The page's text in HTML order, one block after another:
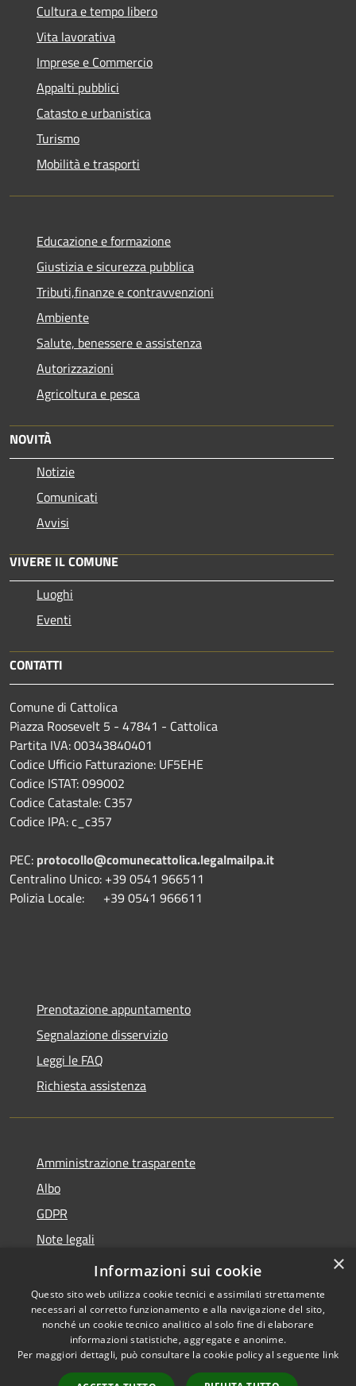
Cultura e tempo libero
Vita lavorativa
Imprese e Commercio
Appalti pubblici
Catasto e urbanistica
Turismo
Mobilità e trasporti
Educazione e formazione
Giustizia e sicurezza pubblica
Tributi,finanze e contravvenzioni
Ambiente
Salute, benessere e assistenza
Autorizzazioni
Agricoltura e pesca
NOVITÀ
Notizie
Comunicati
Avvisi
VIVERE IL COMUNE
Luoghi
Eventi
CONTATTI
Comune di Cattolica
Piazza Roosevelt 5 - 47841 - Cattolica
Partita IVA: 00343840401
Codice Ufficio Fatturazione: UF5EHE
Codice ISTAT: 099002
Codice Catastale: C357
Codice IPA: c_c357
PEC: protocollo@comunecattolica.legalmailpa.it
Centralino Unico: +39 0541 966511
Polizia Locale: +39 0541 966611
Prenotazione appuntamento
Segnalazione disservizio
Leggi le FAQ
Richiesta assistenza
Amministrazione trasparente
Albo
GDPR
Note legali
Dichiarazione di accessibilità
Accessibilità
Copyright © 2026 • Comune di
Cattolica • Powered by
×
Informazioni sui cookie
Questo sito web utilizza cookie tecnici e assimilati strettamente
necessari al corretto funzionamento e alla navigazione del sito,
nonché un cookie tecnico analitico al solo fine di elaborare
informazioni statistiche, aggregate e anonime.
Per maggiori dettagli, può consultare la cookie policy al seguente link